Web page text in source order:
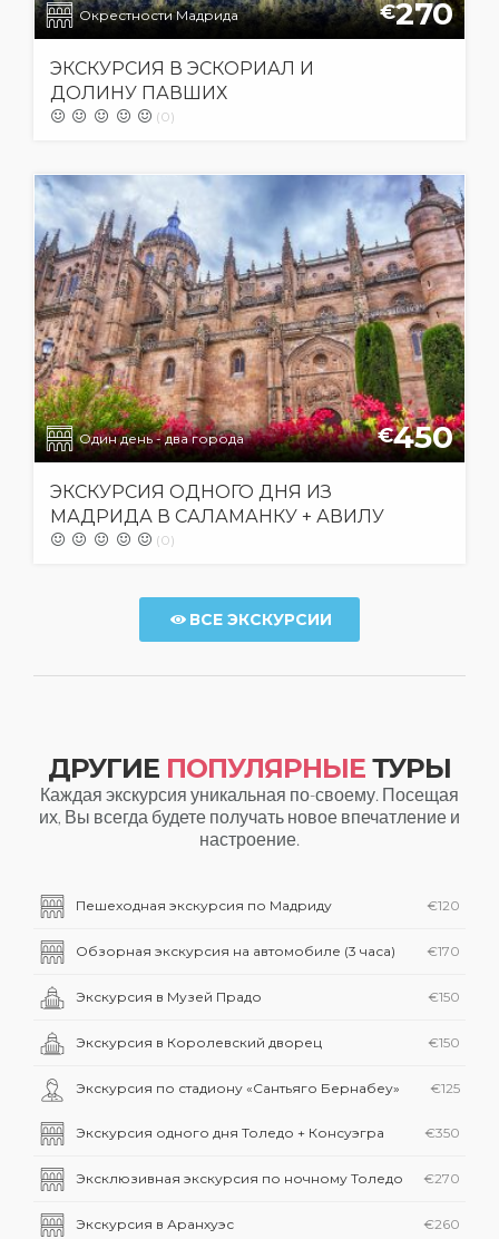
Окрестности Мадрида €270
ЭКСКУРСИЯ В ЭСКОРИАЛ И
ДОЛИНУ ПАВШИХ
(0)
Один день - два города €450
ЭКСКУРСИЯ ОДНОГО ДНЯ ИЗ
МАДРИДА В САЛАМАНКУ + АВИЛУ
(0)
ВСЕ ЭКСКУРСИИ
ДРУГИЕ ПОПУЛЯРНЫЕ ТУРЫ
Каждая экскурсия уникальная по-своему. Посещая
их, Вы всегда будете получать новое впечатление и
настроение.
Пешеходная экскурсия по Мадриду €120
Обзорная экскурсия на автомобиле (3 часа) €170
Экскурсия в Музей Прадо €150
Экскурсия в Королевский дворец €150
Экскурсия по стадиону «Сантьяго Бернабеу» €125
Экскурсия одного дня Толедо + Консуэгра €350
Эксклюзивная экскурсия по ночному Толедо €270
Экскурсия в Аранхуэс €260